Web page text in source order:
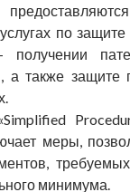
по защите
получении
а также защите
меры,
минимума.